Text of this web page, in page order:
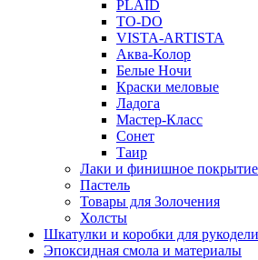
PLAID
TO-DO
VISTA-ARTISTA
Аква-Колор
Белые Ночи
Краски меловые
Ладога
Мастер-Класс
Сонет
Таир
Лаки и финишное покрытие
Пастель
Товары для Золочения
Холсты
Шкатулки и коробки для
Эпоксидная смола и материалы